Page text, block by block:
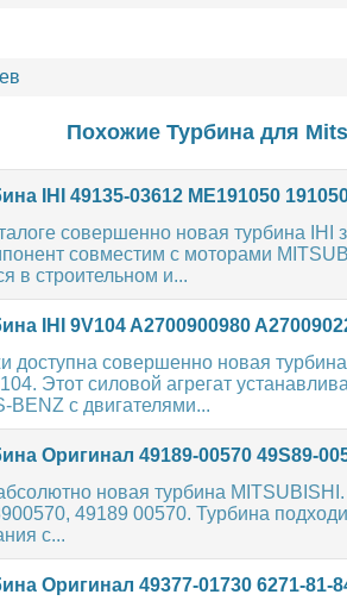
Похожие Турбина для
IHI 49135-03612 ME191050
совершенно новая турбина IHI
совместим с моторами
в строительном и...
IHI 9V104 A2700900980
доступна совершенно новая
Этот силовой агрегат
BENZ с двигателями...
Оригинал 49189-00570 49S89-
новая турбина
49189 00570. Турбина
с...
Оригинал 49377-01730 6271-81-